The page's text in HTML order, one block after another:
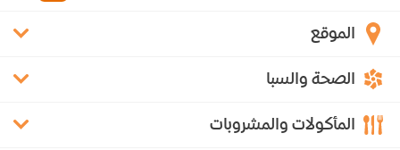
الموقع
الصحة والسبا
المأكولات والمشروبات